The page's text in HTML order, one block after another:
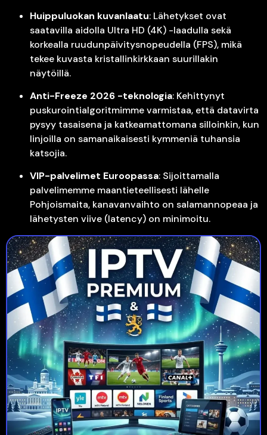
Huippuluokan kuvanlaatu: Lähetykset ovat
saatavilla aidolla Ultra HD (4K) -laadulla sekä
korkealla ruudunpäivitysnopeudella (FPS), mikä
tekee kuvasta kristallinkirkkaan suurillakin
näytöillä.
Anti-Freeze 2026 -teknologia: Kehittynyt
puskurointialgoritmimme varmistaa, että datavirta
pysyy tasaisena ja katkeamattomana silloinkin, kun
linjoilla on samanaikaisesti kymmeniä tuhansia
katsojia.
VIP-palvelimet Euroopassa: Sijoittamalla
palvelimemme maantieteellisesti lähelle
Pohjoismaita, kanavanvaihto on salamannopeaa ja
lähetysten viive (latency) on minimoitu.